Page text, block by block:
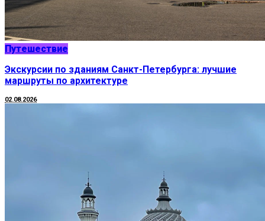
Путешествие
Экскурсии по зданиям Санкт-Петербурга: лучшие
маршруты по архитектуре
02.08.2026